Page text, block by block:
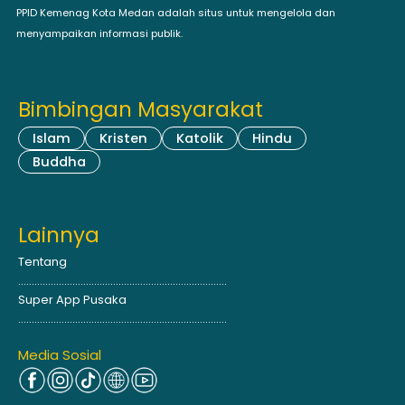
PPID Kemenag Kota Medan adalah situs untuk mengelola dan
menyampaikan informasi publik.
Bimbingan Masyarakat
Islam Kristen Katolik
Hindu
Buddha
Lainnya
Tentang
.............................................................................
Super App Pusaka
.............................................................................
Media Sosial